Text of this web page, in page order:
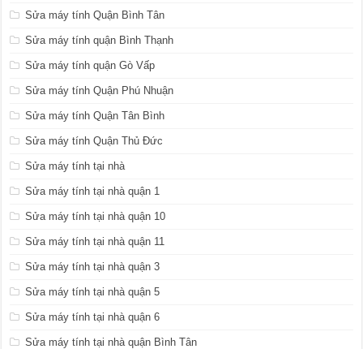
Sửa máy tính Quận Bình Tân
Sửa máy tính quận Bình Thạnh
Sửa máy tính quận Gò Vấp
Sửa máy tính Quận Phú Nhuận
Sửa máy tính Quận Tân Bình
Sửa máy tính Quận Thủ Đức
Sửa máy tính tại nhà
Sửa máy tính tại nhà quận 1
Sửa máy tính tại nhà quận 10
Sửa máy tính tại nhà quận 11
Sửa máy tính tại nhà quận 3
Sửa máy tính tại nhà quận 5
Sửa máy tính tại nhà quận 6
Sửa máy tính tại nhà quận Bình Tân